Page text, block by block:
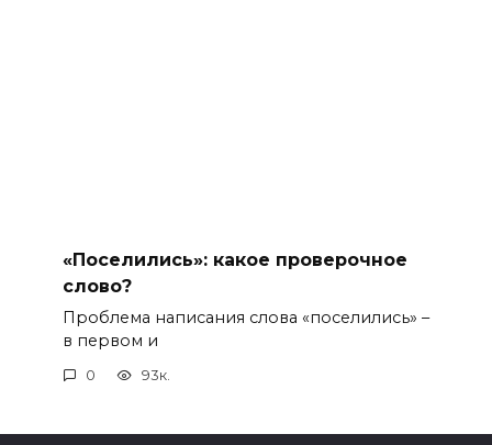
«Поселились»: какое проверочное
слово?
Проблема написания слова «поселились» –
в первом и
0 93к.